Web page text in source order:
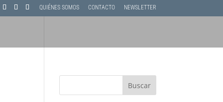
QUIÉNES SOMOS CONTACTO NEWSLETTER